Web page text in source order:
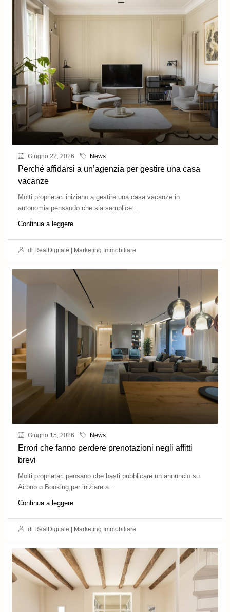
Giugno 22, 2026 News
Perché affidarsi a un’agenzia per gestire una casa
vacanze
Molti proprietari iniziano a gestire una casa vacanze in
autonomia pensando che sia semplice:...
Continua a leggere
di RealDigitale | Marketing Immobiliare
Giugno 15, 2026 News
Errori che fanno perdere prenotazioni negli affitti
brevi
Molti proprietari pensano che basti pubblicare un annuncio su
Airbnb o Booking per iniziare a...
Continua a leggere
di RealDigitale | Marketing Immobiliare